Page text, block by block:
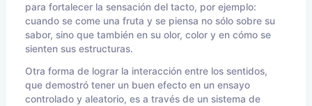
para fortalecer la sensación del tacto, por ejemplo:
cuando se come una fruta y se piensa no sólo sobre su
sabor, sino que también en su olor, color y en cómo se
sienten sus estructuras.
Otra forma de lograr la interacción entre los sentidos,
que demostró tener un buen efecto en un ensayo
controlado y aleatorio, es a través de un sistema de